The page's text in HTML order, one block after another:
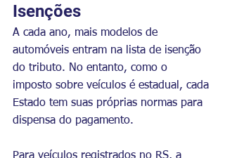
Isenções
A cada ano, mais modelos de
automóveis entram na lista de isenção
do tributo. No entanto, como o
imposto sobre veículos é estadual, cada
Estado tem suas próprias normas para
dispensa do pagamento.
Para veículos registrados no RS, a